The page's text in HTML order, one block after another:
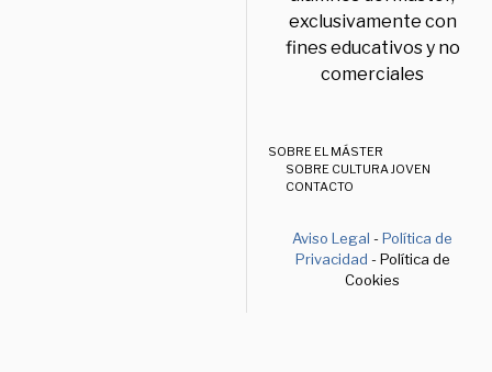
exclusivamente con
fines educativos y no
comerciales
SOBRE EL MÁSTER
SOBRE CULTURA JOVEN
CONTACTO
Aviso Legal -Política de
Privacidad - Política de
Cookies